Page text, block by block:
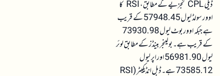
ڈیلی CPL تجزیے کے مطابق، RSI کا
اوور سولڈ لیول 57948.45 کے قریب
ہے جبکہ اوور بوٹ لیول 73930.98
کے قریب ہے۔ بولینجر بینڈز کے مطابق لوئر
لیول 56981.90 اور اپر لیول
73585.12 ہے۔ ڈبل انڈیکیٹر (RSI